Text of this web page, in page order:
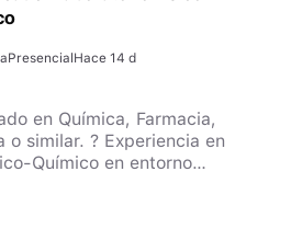
PresencialHace 14 d
o similar. ? Experiencia en
Químico en entorno
o químico. ? Experiencia
? Conocimientos de
y CAPAs. ? Capacidad de